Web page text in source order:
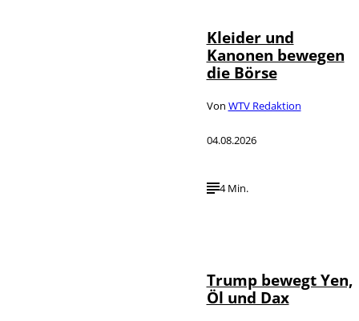
Kleider und
Kanonen bewegen
die Börse
Von WTV Redaktion
04.08.2026
4 Min.
Trump bewegt Yen,
Öl und Dax